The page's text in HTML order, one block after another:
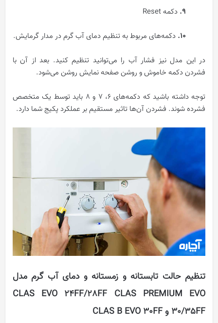
۹. دکمه Reset
۱۰. دکمه‌های مربوط به تنظیم دمای آب گرم در مدار گرمایش.
در این مدل نیز فشار آب را می‌توانید تنظیم کنید. بعد از آن با
فشردن دکمه خاموش و روشن صفحه نمایش روشن می‌شود.
توجه داشته باشید که دکمه‌های ۶، ۷ و ۸ باید توسط یک متخصص
فشرده شوند. فشردن آن‌ها تاثیر مستقیم بر عملکرد پکیج شما دارد.
تنظیم حالت تابستانه و زمستانه و دمای آب گرم مدل‌
CLAS EVO 24FF/28FF CLAS PREMIUM EVO
30/35FF و CLAS B EVO 30FF